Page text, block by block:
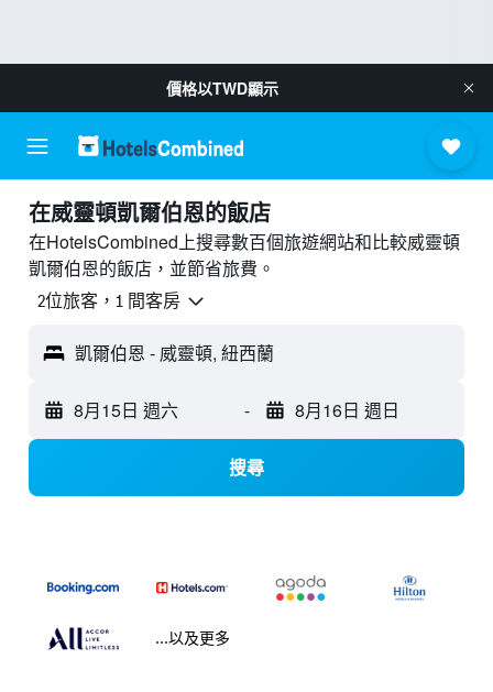
價格以TWD顯示
​在威靈頓凱爾伯恩​的飯店
在HotelsCombined上搜尋數百個旅遊網站和比較威靈頓
凱爾伯恩的飯店，並節省旅費。
2位旅客，1 間客房
凱爾伯恩 - 威靈頓, 紐西蘭
8月15日 週六 - 8月16日 週日
搜尋
...以及更多